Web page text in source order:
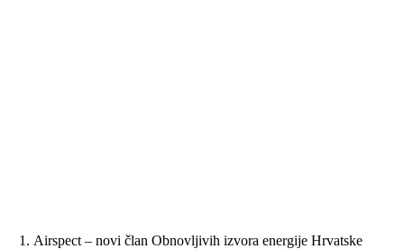
Airspect – novi član Obnovljivih izvora energije Hrvatske